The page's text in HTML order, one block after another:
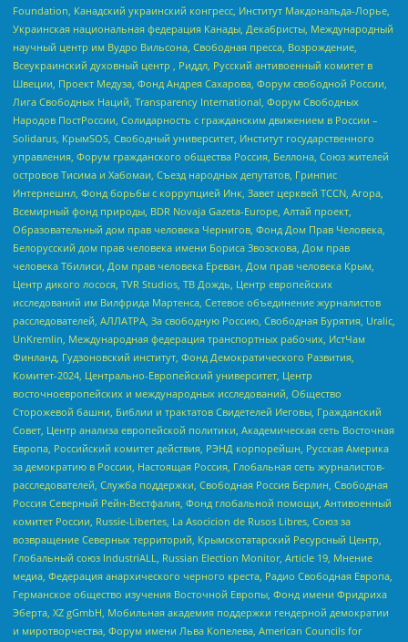
Foundation, Канадский украинский конгресс, Институт Макдональда-Лорье,
Украинская национальная федерация Канады, Декабристы, Международный
научный центр им Вудро Вильсона, Свободная пресса, Возрождение,
Всеукраинский духовный центр , Риддл, Русский антивоенный комитет в
Швеции, Проект Медуза, Фонд Андрея Сахарова, Форум свободной России,
Лига Свободных Наций, Transparеncy International, Форум Свободных
Народов ПостРоссии, Солидарность с гражданским движением в России –
Solidarus, КрымSOS, Свободный университет, Институт государственного
управления, Форум гражданского общества Россия, Беллона, Союз жителей
островов Тисима и Хабомаи, Съезд народных депутатов, Гринпис
Интернешнл, Фонд борьбы с коррупцией Инк, Завет церквей TCCN, Агора,
Всемирный фонд природы, BDR Novaja Gazeta-Europe, Алтай проект,
Образовательный дом прав человека Чернигов, Фонд Дом Прав Человека,
Белорусский дом прав человека имени Бориса Звозскова, Дом прав
человека Тбилиси, Дом прав человека Ереван, Дом прав человека Крым,
Центр дикого лосося, TVR Studios, ТВ Дождь, Центр европейских
исследований им Вилфрида Мартенса, Сетевое объединение журналистов
расследователей, АЛЛАТРА, За свободную Россию, Свободная Бурятия, Uralic,
UnKremlin, Международная федерация транспортных рабочих, ИстЧам
Финланд, Гудзоновский институт, Фонд Демократического Развития,
Комитет-2024, Центрально-Европейский университет, Центр
восточноевропейских и международных исследований, Общество
Сторожевой башни, Библии и трактатов Свидетелей Иеговы, Гражданский
Совет, Центр анализа европейской политики, Академическая сеть Восточная
Европа, Российский комитет действия, РЭНД корпорейшн, Русская Америка
за демократию в России, Настоящая Россия, Глобальная сеть журналистов-
расследователей, Служба поддержки, Свободная Россия Берлин, Свободная
Россия Северный Рейн-Вестфалия, Фонд глобальной помощи, Антивоенный
комитет России, Russie-Libertes, La Asocicion de Rusos Libres, Союз за
возвращение Северных территорий, Крымскотатарский Ресурсный Центр,
Глобальный союз IndustriALL, Russian Election Monitor, Article 19, Мнение
медиа, Федерация анархического черного креста, Радио Свободная Европа,
Германское общество изучения Восточной Европы, Фонд имени Фридриха
Эберта, XZ gGmbH, Мобильная академия поддержки гендерной демократии
и миротворчества, Форум имени Льва Копелева, American Councils for